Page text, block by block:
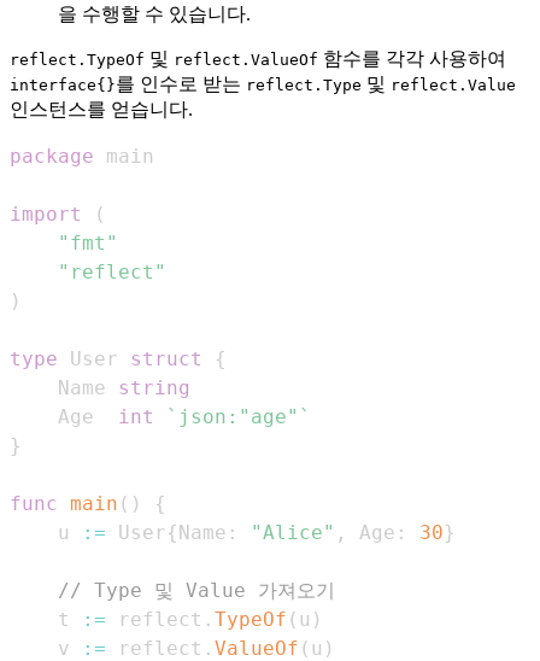
을 수행할 수 있습니다.
reflect.TypeOf 및 reflect.ValueOf 함수를 각각 사용하여
interface{}를 인수로 받는 reflect.Type 및 reflect.Value
인스턴스를 얻습니다.
package
import
(
"fmt"
"reflect"
)
type User struct
{
	Name
string
	Age
int
`json:"age"`
}
func main ( )
{
	u
:= User{Name : "Alice" , Age : 30}
// Type 및 Value 가져오기
	t
:= reflect . TypeOf ( u )
	v
:= reflect . ValueOf ( u )